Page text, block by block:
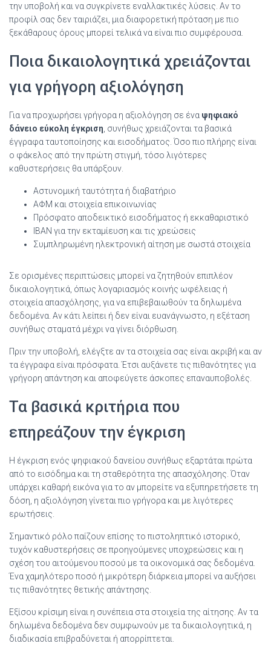
την υποβολή και να συγκρίνετε εναλλακτικές λύσεις. Αν το
προφίλ σας δεν ταιριάζει, μια διαφορετική πρόταση με πιο
ξεκάθαρους όρους μπορεί τελικά να είναι πιο συμφέρουσα.
Ποια δικαιολογητικά χρειάζονται
για γρήγορη αξιολόγηση
Για να προχωρήσει γρήγορα η αξιολόγηση σε ένα ψηφιακό
δάνειο εύκολη έγκριση , συνήθως χρειάζονται τα βασικά
έγγραφα ταυτοποίησης και εισοδήματος. Όσο πιο πλήρης είναι
ο φάκελος από την πρώτη στιγμή, τόσο λιγότερες
καθυστερήσεις θα υπάρξουν.
Αστυνομική ταυτότητα ή διαβατήριο
ΑΦΜ και στοιχεία επικοινωνίας
Πρόσφατο αποδεικτικό εισοδήματος ή εκκαθαριστικό
IBAN για την εκταμίευση και τις χρεώσεις
Συμπληρωμένη ηλεκτρονική αίτηση με σωστά στοιχεία
Σε ορισμένες περιπτώσεις μπορεί να ζητηθούν επιπλέον
δικαιολογητικά, όπως λογαριασμός κοινής ωφέλειας ή
στοιχεία απασχόλησης, για να επιβεβαιωθούν τα δηλωμένα
δεδομένα. Αν κάτι λείπει ή δεν είναι ευανάγνωστο, η εξέταση
συνήθως σταματά μέχρι να γίνει διόρθωση.
Πριν την υποβολή, ελέγξτε αν τα στοιχεία σας είναι ακριβή και αν
τα έγγραφα είναι πρόσφατα. Έτσι αυξάνετε τις πιθανότητες για
γρήγορη απάντηση και αποφεύγετε άσκοπες επαναυποβολές.
Τα βασικά κριτήρια που
επηρεάζουν την έγκριση
Η έγκριση ενός ψηφιακού δανείου συνήθως εξαρτάται πρώτα
από το εισόδημα και τη σταθερότητα της απασχόλησης. Όταν
υπάρχει καθαρή εικόνα για το αν μπορείτε να εξυπηρετήσετε τη
δόση, η αξιολόγηση γίνεται πιο γρήγορα και με λιγότερες
ερωτήσεις.
Σημαντικό ρόλο παίζουν επίσης το πιστοληπτικό ιστορικό,
τυχόν καθυστερήσεις σε προηγούμενες υποχρεώσεις και η
σχέση του αιτούμενου ποσού με τα οικονομικά σας δεδομένα.
Ένα χαμηλότερο ποσό ή μικρότερη διάρκεια μπορεί να αυξήσει
τις πιθανότητες θετικής απάντησης.
Εξίσου κρίσιμη είναι η συνέπεια στα στοιχεία της αίτησης. Αν τα
δηλωμένα δεδομένα δεν συμφωνούν με τα δικαιολογητικά, η
διαδικασία επιβραδύνεται ή απορρίπτεται.